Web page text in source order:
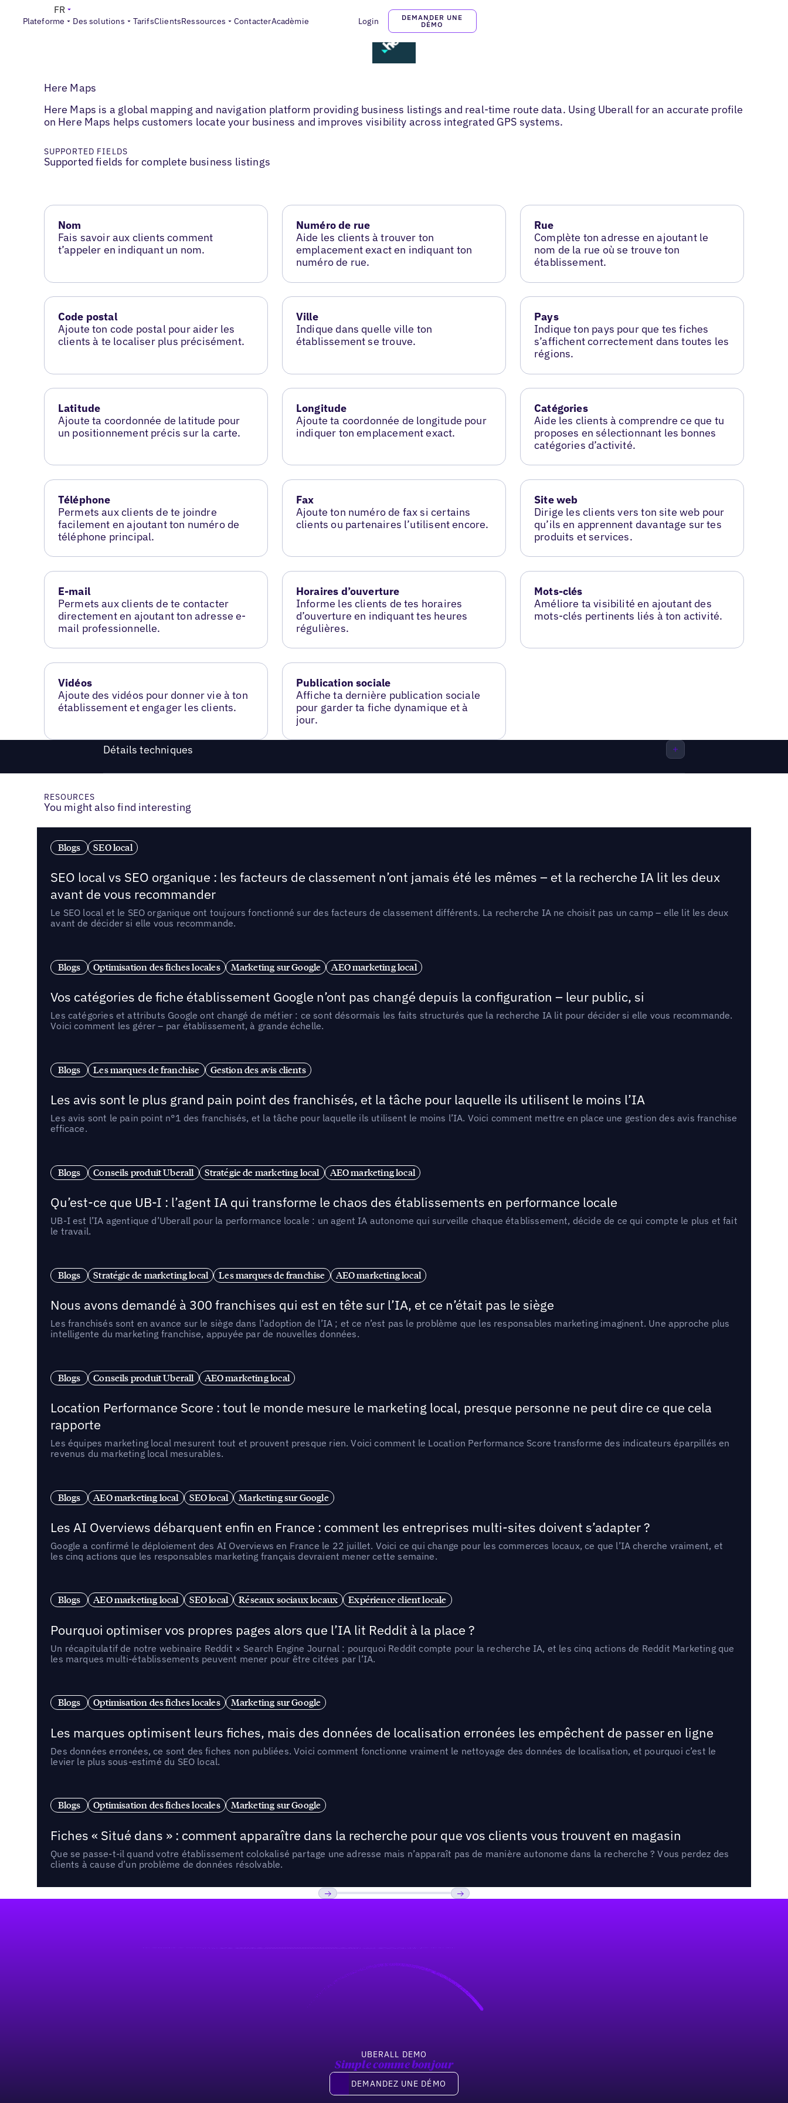
Plateforme Des solutions TarifsClientsRessources ContacterAcadèmie Login
DEMANDER UNE
DÉMO
FR
Here Maps
Here Maps is a global mapping and navigation platform providing business listings and real-time route data. Using Uberall for an accurate profile
on Here Maps helps customers locate your business and improves visibility across integrated GPS systems.
SUPPORTED FIELDS
Supported fields for complete business listings
Nom
Fais savoir aux clients comment
t’appeler en indiquant un nom.
Numéro de rue
Aide les clients à trouver ton
emplacement exact en indiquant ton
numéro de rue.
Rue
Complète ton adresse en ajoutant le
nom de la rue où se trouve ton
établissement.
Code postal
Ajoute ton code postal pour aider les
clients à te localiser plus précisément.
Ville
Indique dans quelle ville ton
établissement se trouve.
Pays
Indique ton pays pour que tes fiches
s’affichent correctement dans toutes les
régions.
Latitude
Ajoute ta coordonnée de latitude pour
un positionnement précis sur la carte.
Longitude
Ajoute ta coordonnée de longitude pour
indiquer ton emplacement exact.
Catégories
Aide les clients à comprendre ce que tu
proposes en sélectionnant les bonnes
catégories d’activité.
Téléphone
Permets aux clients de te joindre
facilement en ajoutant ton numéro de
téléphone principal.
Fax
Ajoute ton numéro de fax si certains
clients ou partenaires l’utilisent encore.
Site web
Dirige les clients vers ton site web pour
qu’ils en apprennent davantage sur tes
produits et services.
E-mail
Permets aux clients de te contacter
directement en ajoutant ton adresse e-
mail professionnelle.
Horaires d’ouverture
Informe les clients de tes horaires
d’ouverture en indiquant tes heures
régulières.
Mots-clés
Améliore ta visibilité en ajoutant des
mots-clés pertinents liés à ton activité.
Vidéos
Ajoute des vidéos pour donner vie à ton
établissement et engager les clients.
Publication sociale
Affiche ta dernière publication sociale
pour garder ta fiche dynamique et à
jour.
Détails techniques
RESOURCES
You might also find interesting
Blogs SEO local
SEO local vs SEO organique : les facteurs de classement n’ont jamais été les mêmes – et la recherche IA lit les deux
avant de vous recommander
Le SEO local et le SEO organique ont toujours fonctionné sur des facteurs de classement différents. La recherche IA ne choisit pas un camp – elle lit les deux
avant de décider si elle vous recommande.
Blogs Optimisation des fiches locales Marketing sur Google AEO marketing local
Vos catégories de fiche établissement Google n’ont pas changé depuis la configuration – leur public, si
Les catégories et attributs Google ont changé de métier : ce sont désormais les faits structurés que la recherche IA lit pour décider si elle vous recommande.
Voici comment les gérer – par établissement, à grande échelle.
Blogs Les marques de franchise Gestion des avis clients
Les avis sont le plus grand pain point des franchisés, et la tâche pour laquelle ils utilisent le moins l’IA
Les avis sont le pain point n°1 des franchisés, et la tâche pour laquelle ils utilisent le moins l’IA. Voici comment mettre en place une gestion des avis franchise
efficace.
Blogs Conseils produit Uberall Stratégie de marketing local AEO marketing local
Qu’est-ce que UB-I : l’agent IA qui transforme le chaos des établissements en performance locale
UB-I est l’IA agentique d’Uberall pour la performance locale : un agent IA autonome qui surveille chaque établissement, décide de ce qui compte le plus et fait
le travail.
Blogs Stratégie de marketing local Les marques de franchise AEO marketing local
Nous avons demandé à 300 franchises qui est en tête sur l’IA, et ce n’était pas le siège
Les franchisés sont en avance sur le siège dans l’adoption de l’IA ; et ce n’est pas le problème que les responsables marketing imaginent. Une approche plus
intelligente du marketing franchise, appuyée par de nouvelles données.
Blogs Conseils produit Uberall AEO marketing local
Location Performance Score : tout le monde mesure le marketing local, presque personne ne peut dire ce que cela
rapporte
Les équipes marketing local mesurent tout et prouvent presque rien. Voici comment le Location Performance Score transforme des indicateurs éparpillés en
revenus du marketing local mesurables.
Blogs AEO marketing local SEO local Marketing sur Google
Les AI Overviews débarquent enfin en France : comment les entreprises multi-sites doivent s’adapter ?
Google a confirmé le déploiement des AI Overviews en France le 22 juillet. Voici ce qui change pour les commerces locaux, ce que l’IA cherche vraiment, et
les cinq actions que les responsables marketing français devraient mener cette semaine.
Blogs AEO marketing local SEO local Réseaux sociaux locaux Expérience client locale
Pourquoi optimiser vos propres pages alors que l’IA lit Reddit à la place ?
Un récapitulatif de notre webinaire Reddit × Search Engine Journal : pourquoi Reddit compte pour la recherche IA, et les cinq actions de Reddit Marketing que
les marques multi-établissements peuvent mener pour être citées par l’IA.
Blogs Optimisation des fiches locales Marketing sur Google
Les marques optimisent leurs fiches, mais des données de localisation erronées les empêchent de passer en ligne
Des données erronées, ce sont des fiches non publiées. Voici comment fonctionne vraiment le nettoyage des données de localisation, et pourquoi c’est le
levier le plus sous-estimé du SEO local.
Blogs Optimisation des fiches locales Marketing sur Google
Fiches « Situé dans » : comment apparaître dans la recherche pour que vos clients vous trouvent en magasin
Que se passe-t-il quand votre établissement colokalisé partage une adresse mais n’apparaît pas de manière autonome dans la recherche ? Vous perdez des
clients à cause d’un problème de données résolvable.
UBERALL DEMO
Simple comme bonjour
Demandez une démo
DEMANDEZ UNE DÉMO